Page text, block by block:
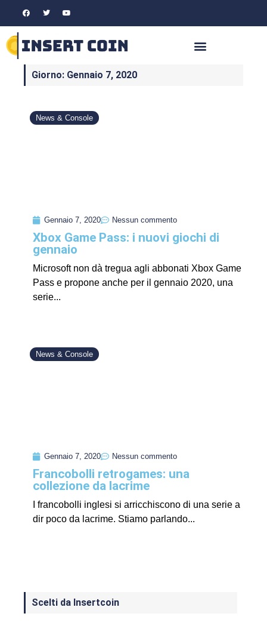
Giorno: Gennaio 7, 2020
News & Console
Gennaio 7, 2020 Nessun commento
Xbox Game Pass: i nuovi giochi di
gennaio
Microsoft non dà tregua agli abbonati Xbox Game
Pass e propone anche per il gennaio 2020, una
serie...
News & Console
Gennaio 7, 2020 Nessun commento
Francobolli retrogames: una
collezione da lacrime
I francobolli inglesi si arricchiscono di una serie a
dir poco da lacrime. Stiamo parlando...
Scelti da Insertcoin